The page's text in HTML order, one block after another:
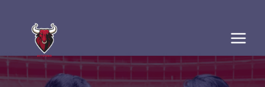
content